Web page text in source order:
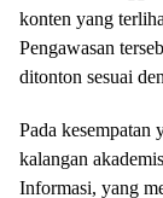
konten yang
Pengawasan
ditonton sesuai
Pada kesempatan
kalangan
Informasi, yang